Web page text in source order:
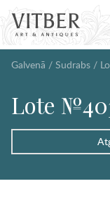
Galvenā / Sudrabs /
Lote